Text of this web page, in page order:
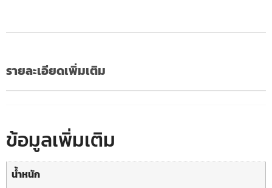
รายละเอียดเพิ่มเติม
ข้อมูลเพิ่มเติม
น้ำหนัก